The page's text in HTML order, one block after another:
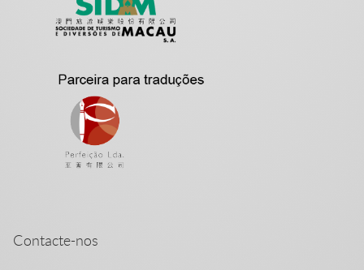
Contacte-nos